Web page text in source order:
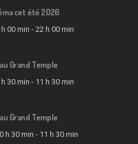
cet été 2026
00 min - 22 h 00 min
Grand Temple
30 min - 11 h 30 min
Grand Temple
h 30 min - 11 h 30 min